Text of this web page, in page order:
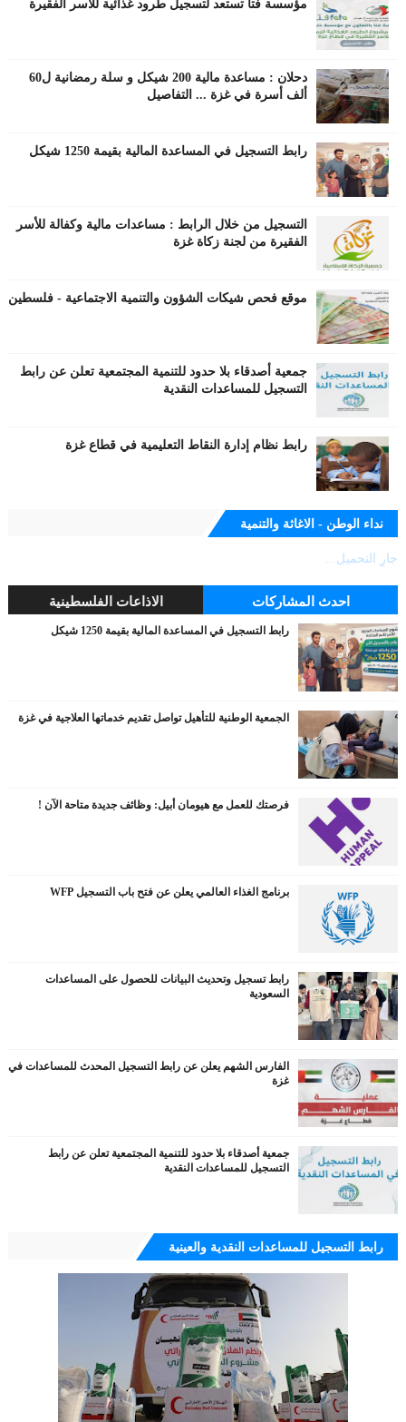
مؤسسة فتا تستعد لتسجيل طرود غذائية للاسر الفقيرة
دحلان : مساعدة مالية 200 شيكل و سلة رمضانية ل60
ألف أسرة في غزة ... التفاصيل
رابط التسجيل في المساعدة المالية بقيمة 1250 شيكل
التسجيل من خلال الرابط : مساعدات مالية وكفالة للأسر
الفقيرة من لجنة زكاة غزة
موقع فحص شيكات الشؤون والتنمية الاجتماعية - فلسطين
جمعية أصدقاء بلا حدود للتنمية المجتمعية تعلن عن رابط
التسجيل للمساعدات النقدية
رابط نظام إدارة النقاط التعليمية في قطاع غزة
نداء الوطن - الاغاثة والتنمية
جارٍ التحميل...
احدث المشاركات الاذاعات الفلسطينية
رابط التسجيل في المساعدة المالية بقيمة 1250 شيكل
الجمعية الوطنية للتأهيل تواصل تقديم خدماتها العلاجية في غزة
فرصتك للعمل مع هيومان أبيل: وظائف جديدة متاحة الآن !
برنامج الغذاء العالمي يعلن عن فتح باب التسجيل WFP
رابط تسجيل وتحديث البيانات للحصول على المساعدات
السعودية
الفارس الشهم يعلن عن رابط التسجيل المحدث للمساعدات في
غزة
جمعية أصدقاء بلا حدود للتنمية المجتمعية تعلن عن رابط
التسجيل للمساعدات النقدية
رابط التسجيل للمساعدات النقدية والعينية